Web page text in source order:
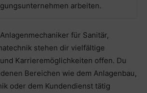
arbeiten.
für Sanitär,
stehen dir vielfältige
Karrieremöglichkeiten offen. Du
Bereichen wie dem Anlagenbau,
oder dem Kundendienst tätig